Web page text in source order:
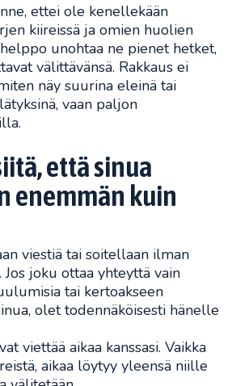
ettei ole kenellekään
kiireissä ja omien huolien
unohtaa ne pienet hetket,
välittävänsä. Rakkaus ei
näy suurina eleinä tai
vaan paljon
että sinua
enemmän kuin
viestiä tai soitellaan ilman
Jos joku ottaa yhteyttä vain
tai kertoakseen
olet todennäköisesti hänelle
viettää aikaa kanssasi. Vaikka
aikaa löytyy yleensä niille